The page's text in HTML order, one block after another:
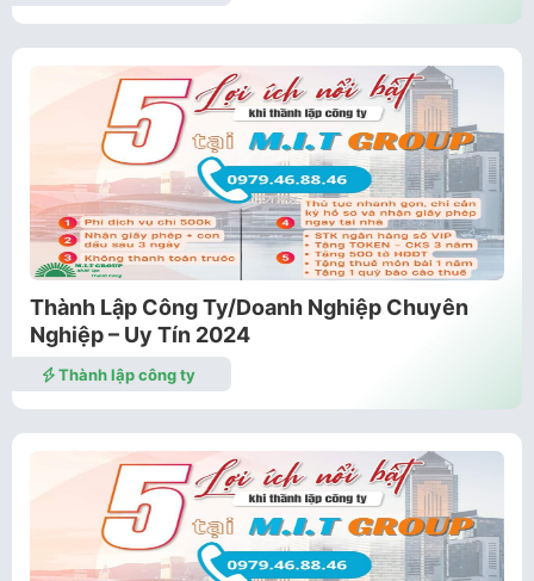
Thành Lập Công Ty/Doanh Nghiệp Chuyên
Nghiệp – Uy Tín 2024
Thành lập công ty